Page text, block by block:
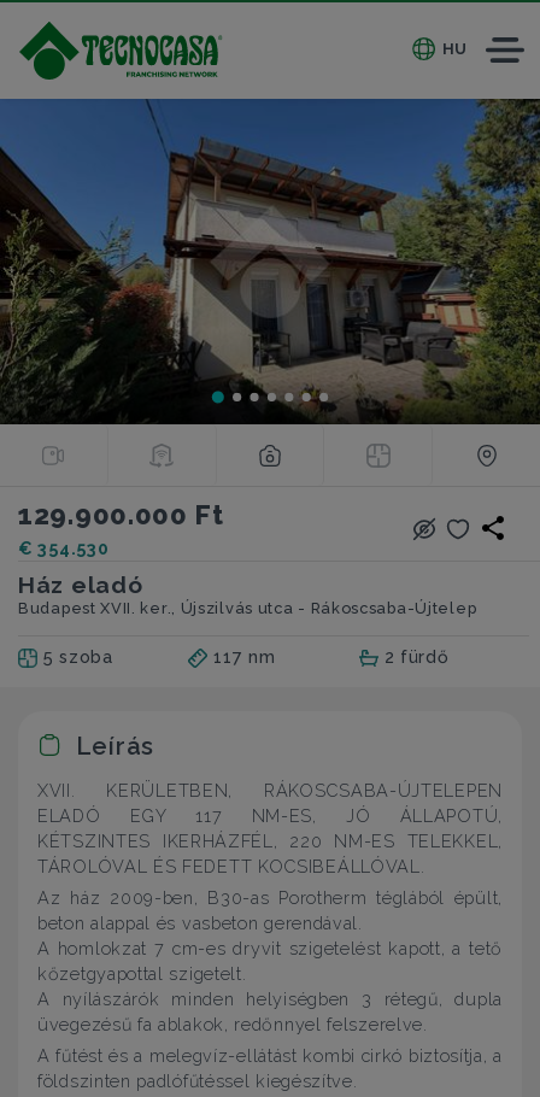
HU
129.900.000 Ft
€ 354.530
Ház eladó
Budapest XVII. ker., Újszilvás utca - Rákoscsaba-Újtelep
5 szoba 117 nm 2 fürdő
Leírás
XVII. KERÜLETBEN, RÁKOSCSABA-ÚJTELEPEN
ELADÓ EGY 117 NM-ES, JÓ ÁLLAPOTÚ,
KÉTSZINTES IKERHÁZFÉL, 220 NM-ES TELEKKEL,
TÁROLÓVAL ÉS FEDETT KOCSIBEÁLLÓVAL.
Az ház 2009-ben, B30-as Porotherm téglából épült,
beton alappal és vasbeton gerendával.
A homlokzat 7 cm-es dryvit szigetelést kapott, a tető
kőzetgyapottal szigetelt.
A nyílászárók minden helyiségben 3 rétegű, dupla
üvegezésű fa ablakok, redőnnyel felszerelve.
A fűtést és a melegvíz-ellátást kombi cirkó biztosítja, a
földszinten padlófűtéssel kiegészítve.